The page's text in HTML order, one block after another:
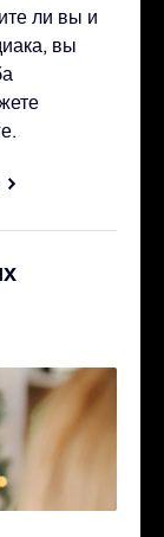
ли вы и
вы